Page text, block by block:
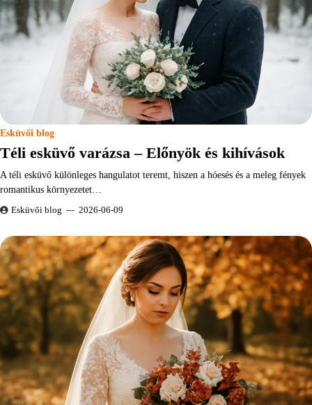
Esküvői blog
Téli esküvő varázsa – Előnyök és kihívások
A téli esküvő különleges hangulatot teremt, hiszen a hóesés és a meleg fények
romantikus környezetet…
Esküvői blog 2026-06-09